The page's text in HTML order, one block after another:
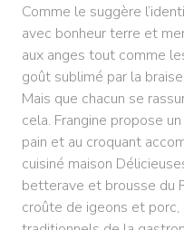
Comme le suggère
avec bonheur terre et
aux anges tout comme
goût sublimé par la braise.
Mais que chacun se
cela. Frangine propose
pain et au croquant
cuisiné maison
betterave et brousse du
croûte de igeons et